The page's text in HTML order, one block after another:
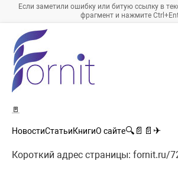
Если заметили ошибку или битую ссылку в
фрагмент и нажмите
🚪
НовостиСтатьиКнигиО сайте🔍 📄 📄 ✈
Короткий адрес страницы: fornit.ru/